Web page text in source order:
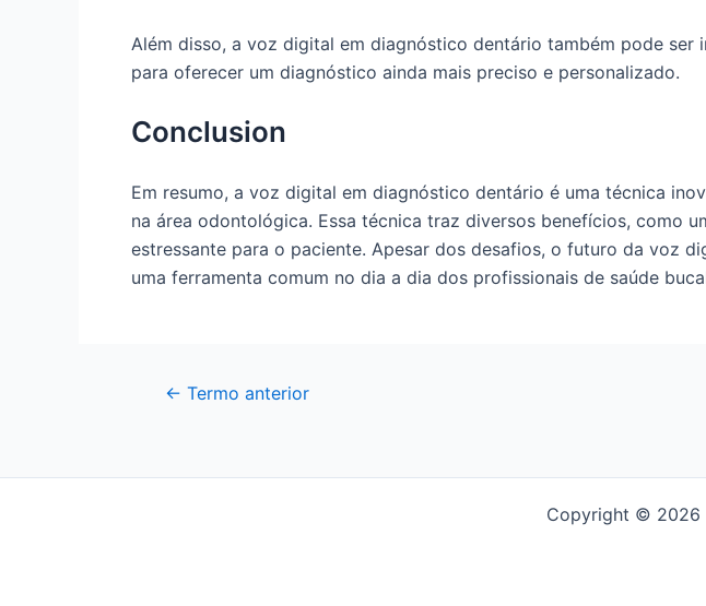
Além disso, a voz digital em diagnóstico dentário também pode
para oferecer um diagnóstico ainda mais preciso e personalizado.
Conclusion
Em resumo, a voz digital em diagnóstico dentário é uma técnica
na área odontológica. Essa técnica traz diversos benefícios, como
estressante para o paciente. Apesar dos desafios, o futuro da voz
uma ferramenta comum no dia a dia dos profissionais de saúde
← Termo anterior
Copyright © 2026